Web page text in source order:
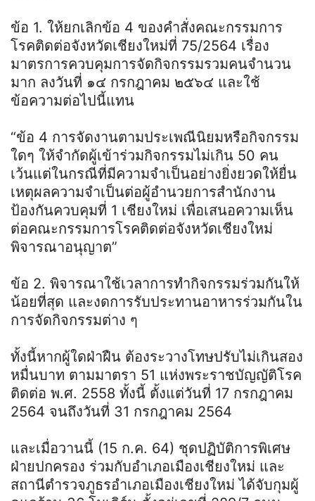
ข้อ 1. ให้ยกเลิกข้อ 4 ของคำสั่งคณะกรรมการ
โรคติดต่อจังหวัดเชียงใหม่ที่ 75/2564 เรื่อง
มาตรการควบคุมการจัดกิจกรรมรวมคนจำนวน
มาก ลงวันที่ ๑๔ กรกฎาคม ๒๕๖๔ และใช้
ข้อความต่อไปนี้แทน
“ข้อ 4 การจัดงานตามประเพณีนิยมหรือกิจกรรม
ใดๆ ให้จำกัดผู้เข้าร่วมกิจกรรมไม่เกิน 50 คน
เว้นแต่ในกรณีที่มีความจำเป็นอย่างยิ่งยวดให้ยื่น
เหตุผลความจำเป็นต่อผู้อำนวยการสำนักงาน
ป้องกันควบคุมที่ 1 เชียงใหม่ เพื่อเสนอความเห็น
ต่อคณะกรรมการโรคติดต่อจังหวัดเชียงใหม่
พิจารณาอนุญาต”
ข้อ 2. พิจารณาใช้เวลาการทำกิจกรรมร่วมกันให้
น้อยที่สุด และงดการรับประทานอาหารร่วมกันใน
การจัดกิจกรรมต่าง ๆ
ทั้งนี้หากผู้ใดฝ่าฝืน ต้องระวางโทษปรับไม่เกินสอง
หมื่นบาท ตามมาตรา 51 แห่งพระราชบัญญัติโรค
ติดต่อ พ.ศ. 2558 ทั้งนี้ ตั้งแต่วันที่ 17 กรกฎาคม
2564 จนถึงวันที่ 31 กรกฎาคม 2564
และเมื่อวานนี้ (15 ก.ค. 64) ชุดปฏิบัติการพิเศษ
ฝ่ายปกครอง ร่วมกับอำเภอเมืองเชียงใหม่ และ
สถานีตำรวจภูธรอำเภอเมืองเชียงใหม่ ได้จับกุมผู้